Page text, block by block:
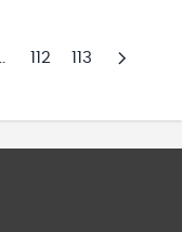
112 113
Weiter